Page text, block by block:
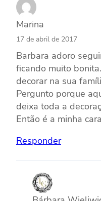
Marina
17 de abril de 2017
Barbara adoro
ficando muito
decorar na sua
Pergunto porque
deixa toda a
Então é a minha
Responder